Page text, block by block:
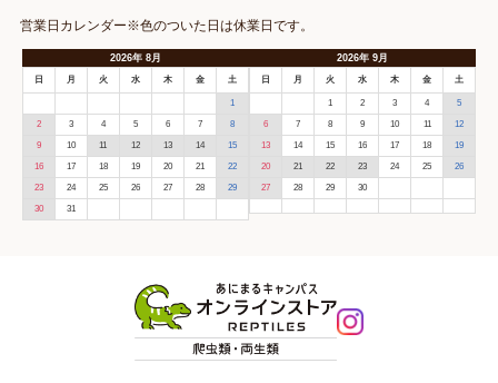
営業日カレンダー※色のついた日は休業日です。
2026年 8月
日 月 火 水 木 金 土
1
2 3 4 5 6 7 8
9 10 11 12 13 14 15
16 17 18 19 20 21 22
23 24 25 26 27 28 29
30 31
2026年9月
日 月 火 水 木 金 土
1 2 3 4 5
6 7 8 9 10 11 12
13 14 15 16 17 18 19
20 21 22 23 24 25 26
27 28 29 30